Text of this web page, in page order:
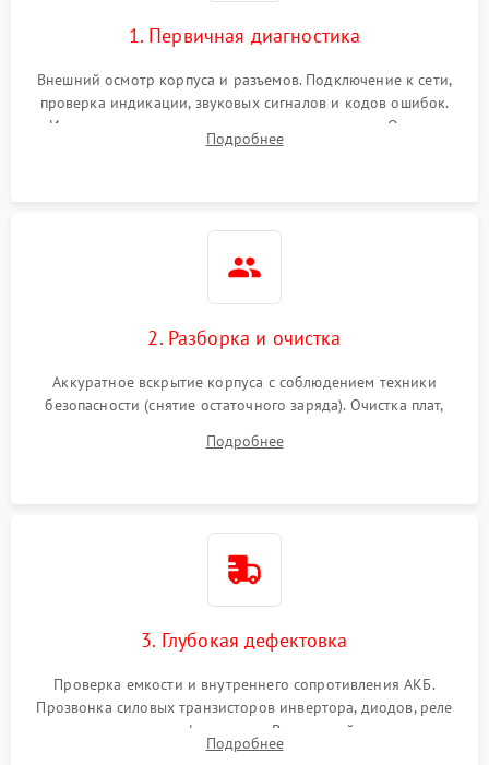
1. Первичная диагностика
Внешний осмотр корпуса и разъемов. Подключение к сети,
проверка индикации, звуковых сигналов и кодов ошибок.
Измерение входного и выходного напряжения. Оценка
реакции ИБП на отключение основного питания без
Подробнее
2. Разборка и очистка
Аккуратное вскрытие корпуса с соблюдением техники
безопасности (снятие остаточного заряда). Очистка плат,
и кистей для предотвращения перегрева и замыканий.
Подробнее
3. Глубокая дефектовка
Проверка емкости и внутреннего сопротивления АКБ.
Прозвонка силовых транзисторов инвертора, диодов, реле
переключения и трансформатора. Визуальный поиск вздутых
конденсаторов и прогаров на печатной плате.
Подробнее